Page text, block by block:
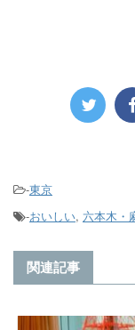
-東京
-おいしい, 六本木・
関連記事